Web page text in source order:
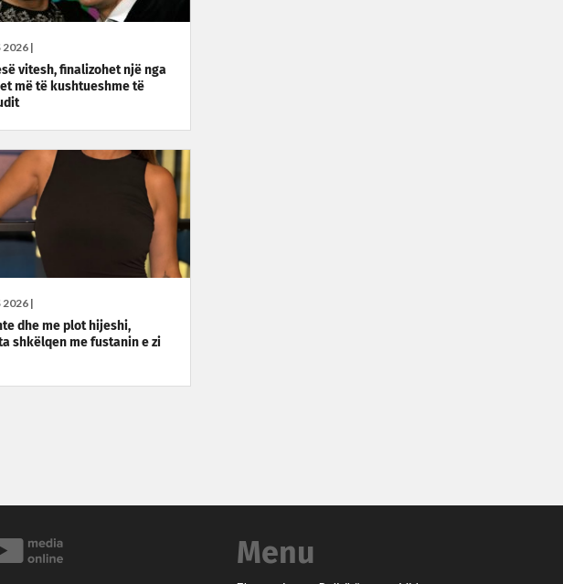
2026 |
vitesh, finalizohet një nga
më të kushtueshme të
2026 |
dhe me plot hijeshi,
shkëlqen me fustanin e zi
Menu